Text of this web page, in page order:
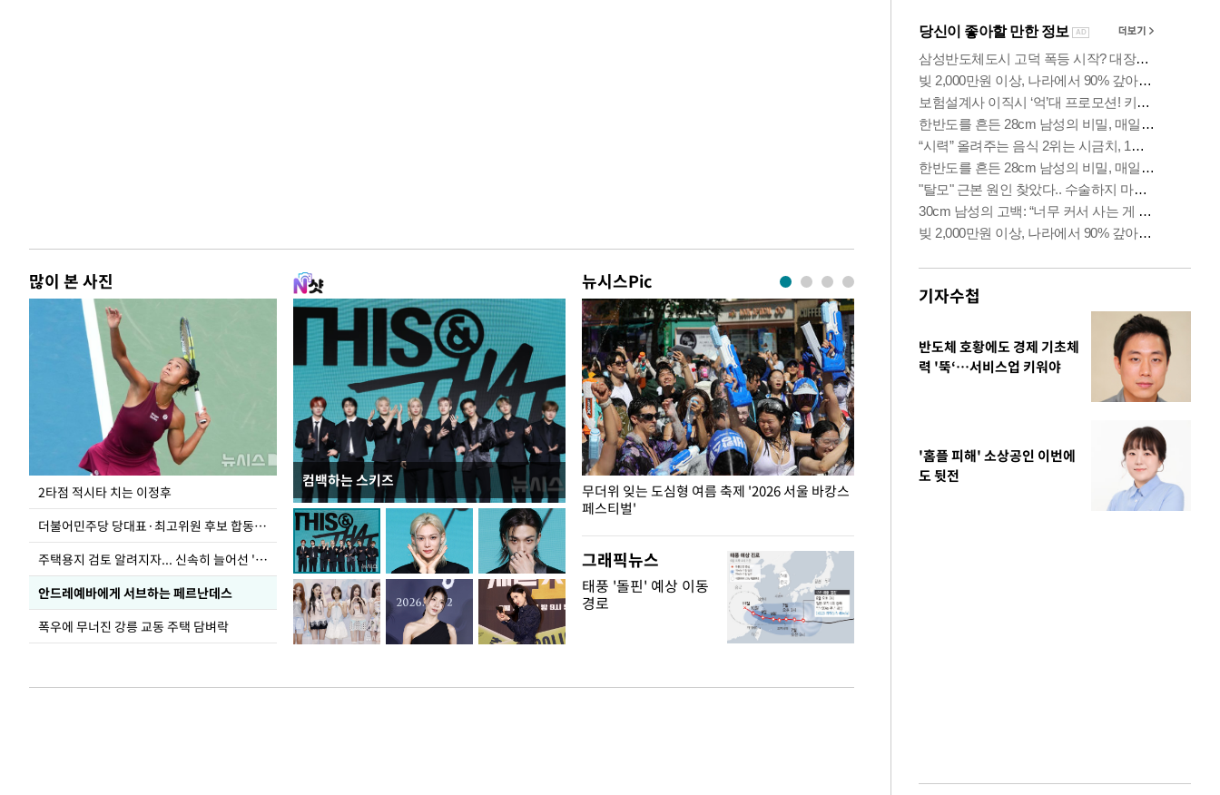
많이 본 사진
2타점 적시타 치는 이정후
더불어민주당 당대표·최고위원 후보 합동연설회
주택용지 검토 알려지자... 신속히 늘어선 '근조화환'
안드레예바에게 서브하는 페르난데스
폭우에 무너진 강릉 교동 주택 담벼락
컴백하는 스키즈
뉴시스Pic
청와대 일주일
무더위 잊는 도심형 여름 축제 '2026 서울 바캉스
페스티벌'
이번주 국회에
그래픽뉴스
태풍 '돌핀' 예상 이동
경로
기자수첩
반도체 호황에도 경제 기초체
력 '뚝‘…서비스업 키워야
'홈플 피해' 소상공인 이번에
도 뒷전